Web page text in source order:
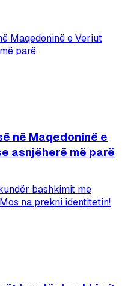
në Maqedoninë e
asnjëherë më parë